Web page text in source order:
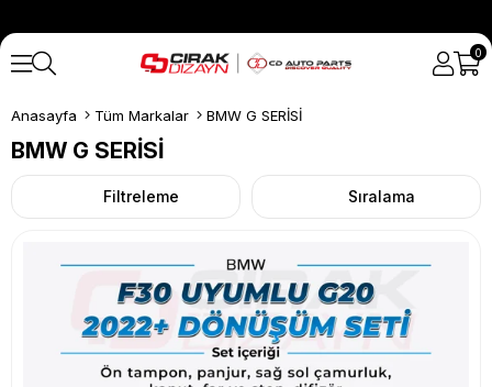
0
Anasayfa Tüm Markalar BMW G SERİSİ
BMW G SERİSİ
Filtreleme Sıralama